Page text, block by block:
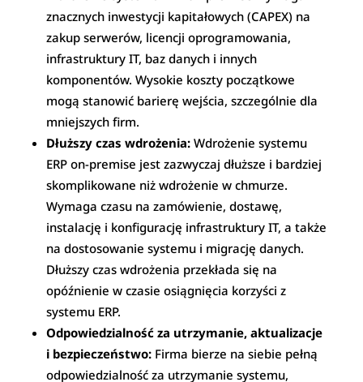
znacznych inwestycji kapitałowych (CAPEX) na
zakup serwerów, licencji oprogramowania,
infrastruktury IT, baz danych i innych
komponentów. Wysokie koszty początkowe
mogą stanowić barierę wejścia, szczególnie dla
mniejszych firm.
Dłuższy czas wdrożenia: Wdrożenie systemu
ERP on-premise jest zazwyczaj dłuższe i bardziej
skomplikowane niż wdrożenie w chmurze.
Wymaga czasu na zamówienie, dostawę,
instalację i konfigurację infrastruktury IT, a także
na dostosowanie systemu i migrację danych.
Dłuższy czas wdrożenia przekłada się na
opóźnienie w czasie osiągnięcia korzyści z
systemu ERP.
Odpowiedzialność za utrzymanie, aktualizacje
i bezpieczeństwo: Firma bierze na siebie pełną
odpowiedzialność za utrzymanie systemu,